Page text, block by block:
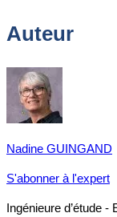
Auteur
Nadine GUINGAND
S'abonner à l'expert
Ingénieure d’étude